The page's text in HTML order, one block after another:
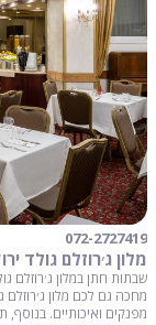
072-2727419
מלון ג׳רוזלם גולד
שבתות חתן במלון ג׳רוזלם
מחכה גם לכם מלון ג׳רוזלם
מפנקים ואיכותיים. בנוסף,